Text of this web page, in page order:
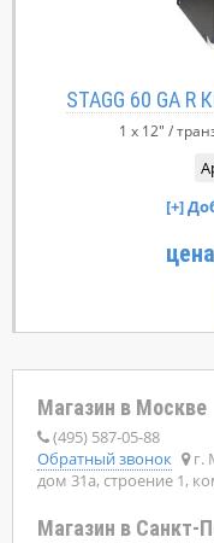
STAGG 60 GA
1 x 12"
цена
Магазин в Москве
(495) 587-05-88
Обратный звонок
г.
дом 31а, строение 1,
Магазин в Санкт-